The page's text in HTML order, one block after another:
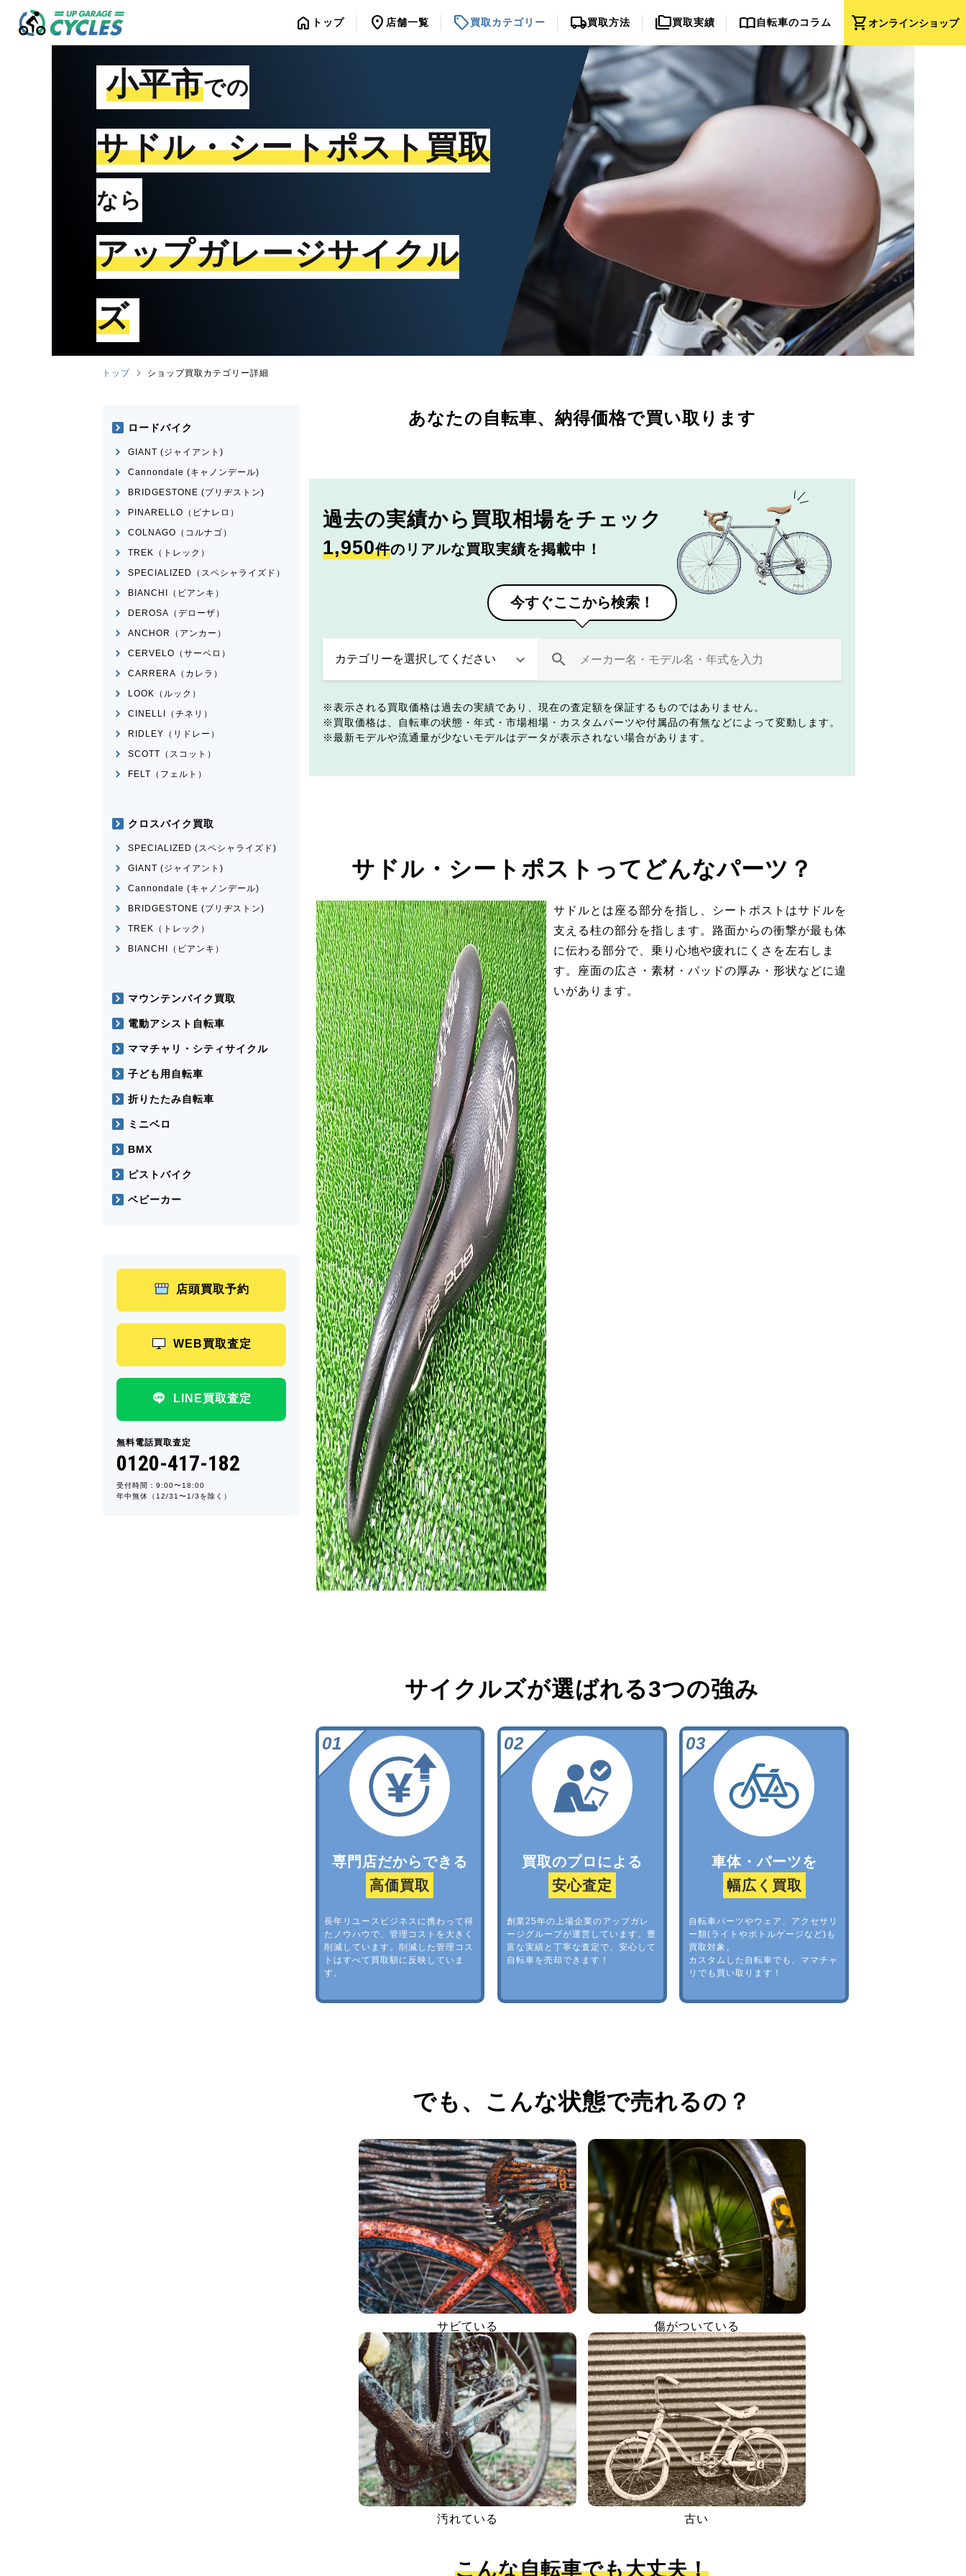
shopping_cartオンラインショップ
home トップ location_on 店舗一覧 sell買取カテゴリー local_shipping買取方法 folder_copy買取実績 import_contacts自転車のコラム
小平市での
サドル・シートポスト買取
なら
アップガレージサイクル
ズ
トップ ショップ買取カテゴリー詳細
あなたの自転車、 納得価格で買い取ります
過去の実績から 買取相場をチェック
1,950件のリアルな買取実績を掲載中！
今すぐここから検索！
表示される買取価格は過去の実績であり、現在の査定額を保証するものではありません。
買取価格は、自転車の状態・年式・市場相場・カスタムパーツや付属品の有無などによって変動します。
最新モデルや流通量が少ないモデルはデータが表示されない場合があります。
サドル・シートポストってどんなパーツ？
サドルとは座る部分を指し、シートポストはサドルを
支える柱の部分を指します。路面からの衝撃が最も体
に伝わる部分で、乗り心地や疲れにくさを左右しま
す。座面の広さ・素材・パッドの厚み・形状などに違
いがあります。
サイクルズが選ばれる3つの強み
専門店だからできる
高価買取
長年リユースビジネスに携わって得
たノウハウで、管理コストを大きく
削減しています。削減した管理コス
トはすべて買取額に反映していま
す。
買取のプロによる
安心査定
創業25年の上場企業のアップガレ
ージグループが運営しています。豊
富な実績と丁寧な査定で、安心して
自転車を売却できます！
車体・パーツを
幅広く買取
自転車パーツやウェア、アクセサリ
ー類(ライトやボトルゲージなど)も
買取対象。
カスタムした自転車でも、ママチャ
リでも買い取ります！
でも、 こんな状態で売れるの？
サビている 傷がついている
汚れている 古い
こんな自転車でも大丈夫！
ロードバイク
GIANT (ジャイアント)
Cannondale (キャノンデール)
BRIDGESTONE (ブリヂストン)
PINARELLO（ピナレロ）
COLNAGO（コルナゴ）
TREK（トレック）
SPECIALIZED（スペシャライズド）
BIANCHI（ビアンキ）
DEROSA（デローザ）
ANCHOR（アンカー）
CERVELO（サーベロ）
CARRERA（カレラ）
LOOK（ルック）
CINELLI（チネリ）
RIDLEY（リドレー）
SCOTT（スコット）
FELT（フェルト）
クロスバイク買取
SPECIALIZED (スペシャライズド)
GIANT (ジャイアント)
Cannondale (キャノンデール)
BRIDGESTONE (ブリヂストン)
TREK（トレック）
BIANCHI（ビアンキ）
マウンテンバイク買取
電動アシスト自転車
ママチャリ・シティサイクル
子ども用自転車
折りたたみ自転車
ミニベロ
BMX
ピストバイク
ベビーカー
店頭買取予約
WEB買取査定
LINE買取査定
無料電話買取査定
0120-417-182
受付時間：9:00〜18:00
年中無休（12/31〜1/3を除く）